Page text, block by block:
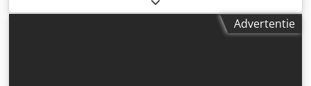
Advertentie